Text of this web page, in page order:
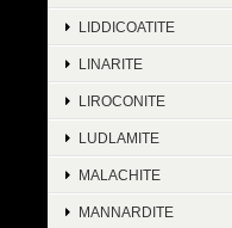
LIDDICOATITE
LINARITE
LIROCONITE
LUDLAMITE
MALACHITE
MANNARDITE